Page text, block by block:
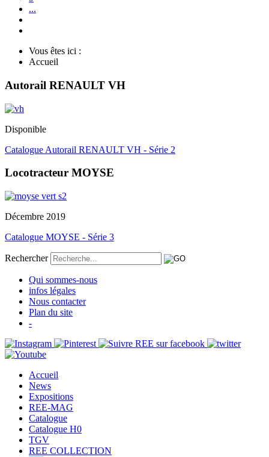
...
Vous êtes ici :
Accueil
Autorail RENAULT VH
Disponible
Catalogue Autorail RENAULT VH - Série 2
Locotracteur MOYSE
Décembre 2019
Catalogue MOYSE - Série 3
Rechercher
Qui sommes-nous
infos légales
Nous contacter
Plan du site
-
Accueil
News
Expositions
REE-MAG
Catalogue
Catalogue H0
TGV
REE COLLECTION